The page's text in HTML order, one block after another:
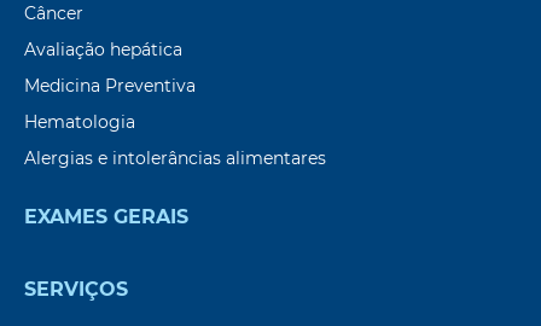
Câncer
Avaliação hepática
Medicina Preventiva
Hematologia
Alergias e intolerâncias alimentares
EXAMES GERAIS
SERVIÇOS